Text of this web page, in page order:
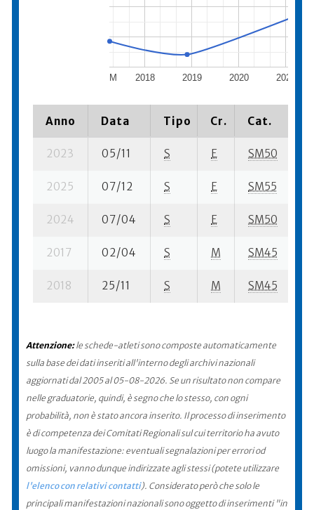
2018 2019 2020 2021
M
Anno Data Tipo Cr. Cat.
2023 05/11 S E SM50
2025 07/12 S E SM55
2024 07/04 S E SM50
2017 02/04 S M SM45
2018 25/11 S M SM45
Attenzione:le schede-atleti sono composte automaticamente
sulla base dei dati inseriti all'interno degli archivi nazionali
aggiornati dal 2005 al 05-08-2026. Se un risultato non compare
nelle graduatorie, quindi, è segno che lo stesso, con ogni
probabilità, non è stato ancora inserito. Il processo di inserimento
è di competenza dei Comitati Regionali sul cui territorio ha avuto
luogo la manifestazione: eventuali segnalazioni per errori od
omissioni, vanno dunque indirizzate agli stessi (potete utilizzare
l'elenco con relativi contatti). Considerato però che solo le
principali manifestazioni nazionali sono oggetto di inserimenti "in